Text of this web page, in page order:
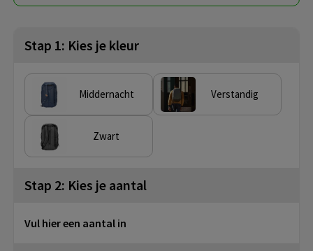
Stap 1: Kies je kleur
Middernacht Verstandig
Zwart
Stap 2: Kies je aantal
Vul hier een aantal in